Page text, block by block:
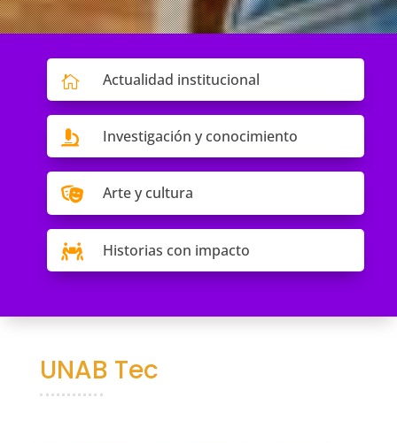
 Actualidad institucional
 Investigación y conocimiento
 Arte y cultura
 Historias con impacto
UNAB Tec